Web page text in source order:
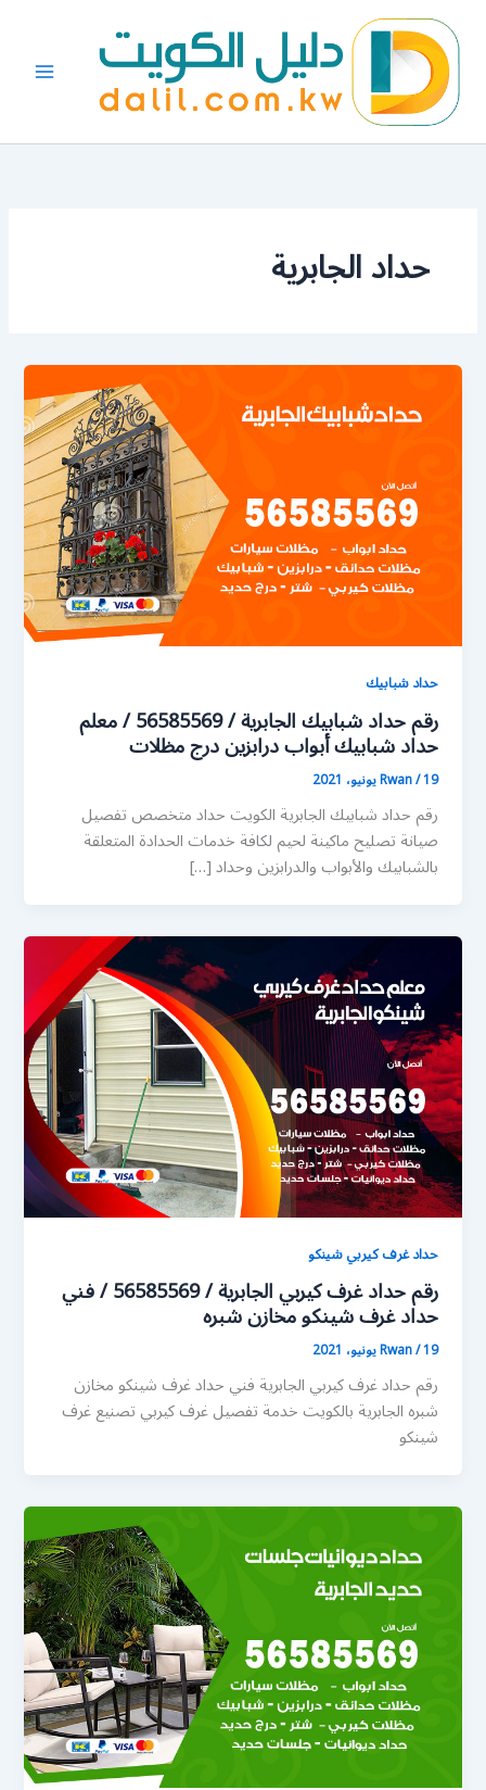
المحتوى
حداد الجابرية
حداد شبابيك
رقم حداد شبابيك الجابرية / 56585569 / معلم
حداد شبابيك أبواب درابزين درج مظلات
Rwan/19 يونيو، 2021
رقم حداد شبابيك الجابرية الكويت حداد متخصص تفصيل
صيانة تصليح ماكينة لحيم لكافة خدمات الحدادة المتعلقة
بالشبابيك والأبواب والدرابزين وحداد […]
حداد غرف كيربي شينكو
رقم حداد غرف كيربي الجابرية / 56585569 / فني
حداد غرف شينكو مخازن شبره
Rwan/19 يونيو، 2021
رقم حداد غرف كيربي الجابرية فني حداد غرف شينكو مخازن
شبره الجابرية بالكويت خدمة تفصيل غرف كيربي تصنيع غرف
شينكو